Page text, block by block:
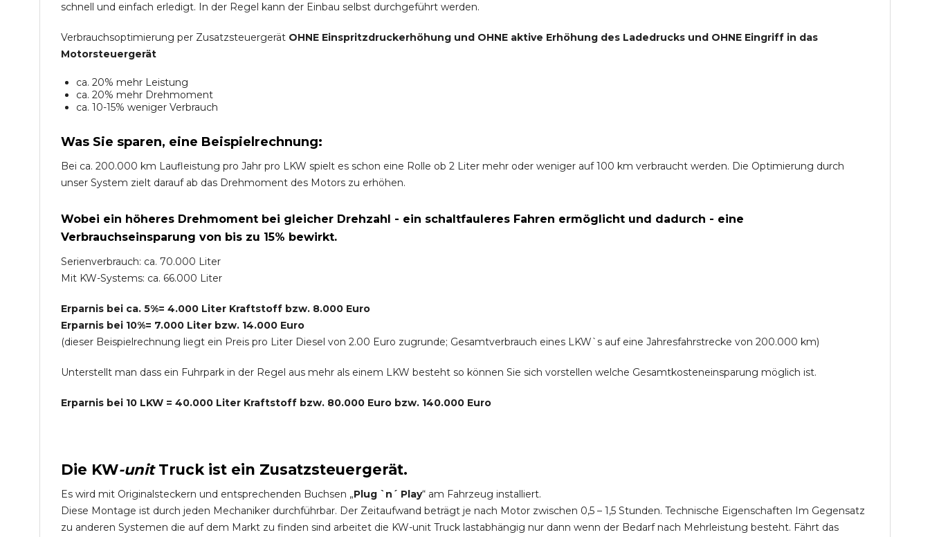
schnell und einfach erledigt. In der Regel kann der Einbau selbst durchgeführt werden.
Verbrauchsoptimierung per Zusatzsteuergerät OHNE Einspritzdruckerhöhung und OHNE aktive Erhöhung des Ladedrucks und OHNE Eingriff in das
Motorsteuergerät
ca. 20% mehr Leistung
ca. 20% mehr Drehmoment
ca. 10-15% weniger Verbrauch
Was Sie sparen, eine Beispielrechnung:
Bei ca. 200.000 km Laufleistung pro Jahr pro LKW spielt es schon eine Rolle ob 2 Liter mehr oder weniger auf 100 km verbraucht werden. Die Optimierung durch
unser System zielt darauf ab das Drehmoment des Motors zu erhöhen.
Wobei ein höheres Drehmoment bei gleicher Drehzahl - ein schaltfauleres Fahren ermöglicht und dadurch - eine
Verbrauchseinsparung von bis zu 15% bewirkt.
Serienverbrauch: ca. 70.000 Liter
Mit KW-Systems: ca. 66.000 Liter
Erparnis bei ca. 5%= 4.000 Liter Kraftstoff bzw. 8.000 Euro
Erparnis bei 10%= 7.000 Liter bzw. 14.000 Euro
(dieser Beispielrechnung liegt ein Preis pro Liter Diesel von 2.00 Euro zugrunde; Gesamtverbrauch eines LKW`s auf eine Jahresfahrstrecke von 200.000 km)
Unterstellt man dass ein Fuhrpark in der Regel aus mehr als einem LKW besteht so können Sie sich vorstellen welche Gesamtkosteneinsparung möglich ist.
Erparnis bei 10 LKW = 40.000 Liter Kraftstoff bzw. 80.000 Euro bzw. 140.000 Euro
Die KW-unit Truckist ein Zusatzsteuergerät.
Es wird mit Originalsteckern und entsprechenden Buchsen „Plug `n´ Play“ am Fahrzeug installiert.
Diese Montage ist durch jeden Mechaniker durchführbar. Der Zeitaufwand beträgt je nach Motor zwischen 0,5 – 1,5 Stunden. Technische Eigenschaften Im Gegensatz
zu anderen Systemen die auf dem Markt zu finden sind arbeitet die KW-unit Truck lastabhängig nur dann wenn der Bedarf nach Mehrleistung besteht. Fährt das